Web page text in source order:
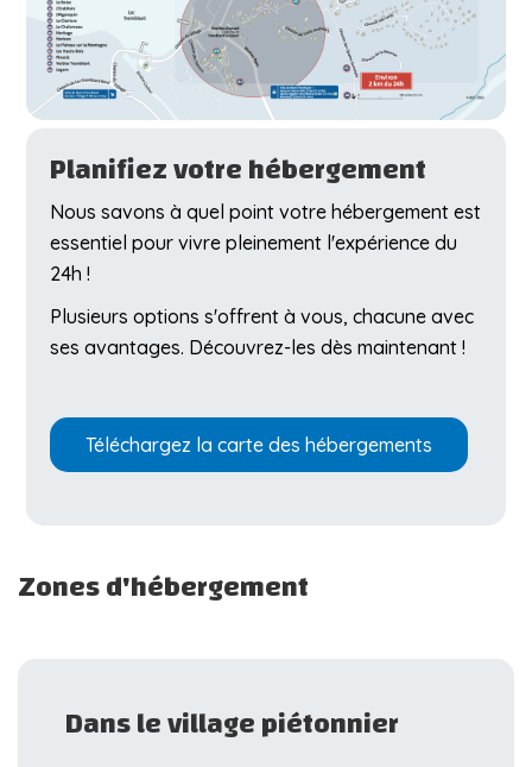
Planifiez votre hébergement
Nous savons à quel point votre hébergement est
essentiel pour vivre pleinement l'expérience du
24h !
Plusieurs options s'offrent à vous, chacune avec
ses avantages. Découvrez-les dès maintenant !
Téléchargez la carte des hébergements
Zones d'hébergement
Dans le village piétonnier